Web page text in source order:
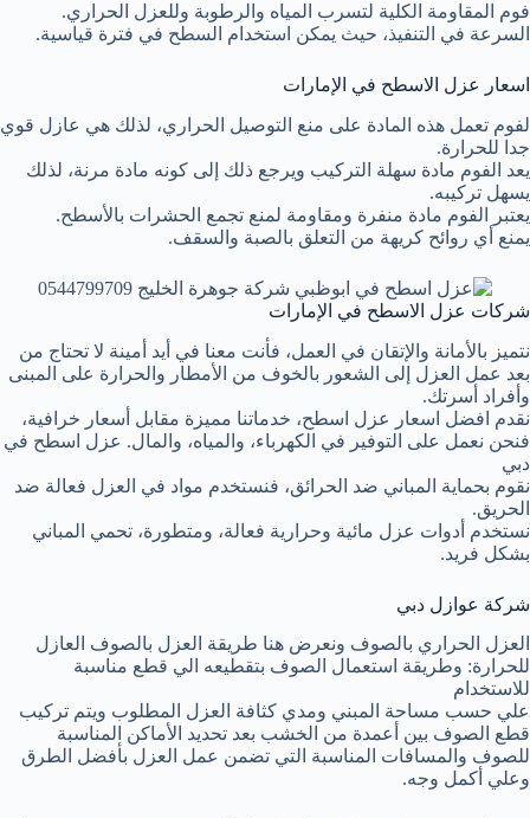
فوم المقاومة الكلية لتسرب المياه والرطوبة وللعزل الحراري.
السرعة في التنفيذ، حيث يمكن استخدام السطح في فترة قياسية.
اسعار عزل الاسطح في الإمارات
لفوم تعمل هذه المادة على منع التوصيل الحراري، لذلك هي عازل قوي
جدا للحرارة.
يعد الفوم مادة سهلة التركيب ويرجع ذلك إلى كونه مادة مرنة، لذلك
يسهل تركيبه.
يعتبر الفوم مادة منفرة ومقاومة لمنع تجمع الحشرات بالأسطح.
يمنع أي روائح كريهة من التعلق بالصبة والسقف.
شركات عزل الاسطح في الإمارات
نتميز بالأمانة والإتقان في العمل، فأنت معنا في أيد أمينة لا تحتاج من
بعد عمل العزل إلى الشعور بالخوف من الأمطار والحرارة على المبنى
وأفراد أسرتك.
نقدم افضل اسعار عزل اسطح، خدماتنا مميزة مقابل أسعار خرافية،
فنحن نعمل على التوفير في الكهرباء، والمياه، والمال. عزل اسطح في
دبي
نقوم بحماية المباني ضد الحرائق، فنستخدم مواد في العزل فعالة ضد
الحريق.
نستخدم أدوات عزل مائية وحرارية فعالة، ومتطورة، تحمي المباني
بشكل فريد.
شركة عوازل دبي
العزل الحراري بالصوف ونعرض هنا طريقة العزل بالصوف العازل
للحرارة: وطريقة استعمال الصوف بتقطيعه الي قطع مناسبة
للاستخدام
علي حسب مساحة المبني ومدي كثافة العزل المطلوب ويتم تركيب
قطع الصوف بين أعمدة من الخشب بعد تحديد الأماكن المناسبة
للصوف والمسافات المناسبة التي تضمن عمل العزل بأفضل الطرق
وعلي أكمل وجه.